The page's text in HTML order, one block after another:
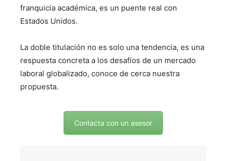
franquicia académica, es un puente real con
Estados Unidos.
La doble titulación no es solo una tendencia, es una
respuesta concreta a los desafíos de un mercado
laboral globalizado, conoce de cerca nuestra
propuesta.
Contacta con un asesor